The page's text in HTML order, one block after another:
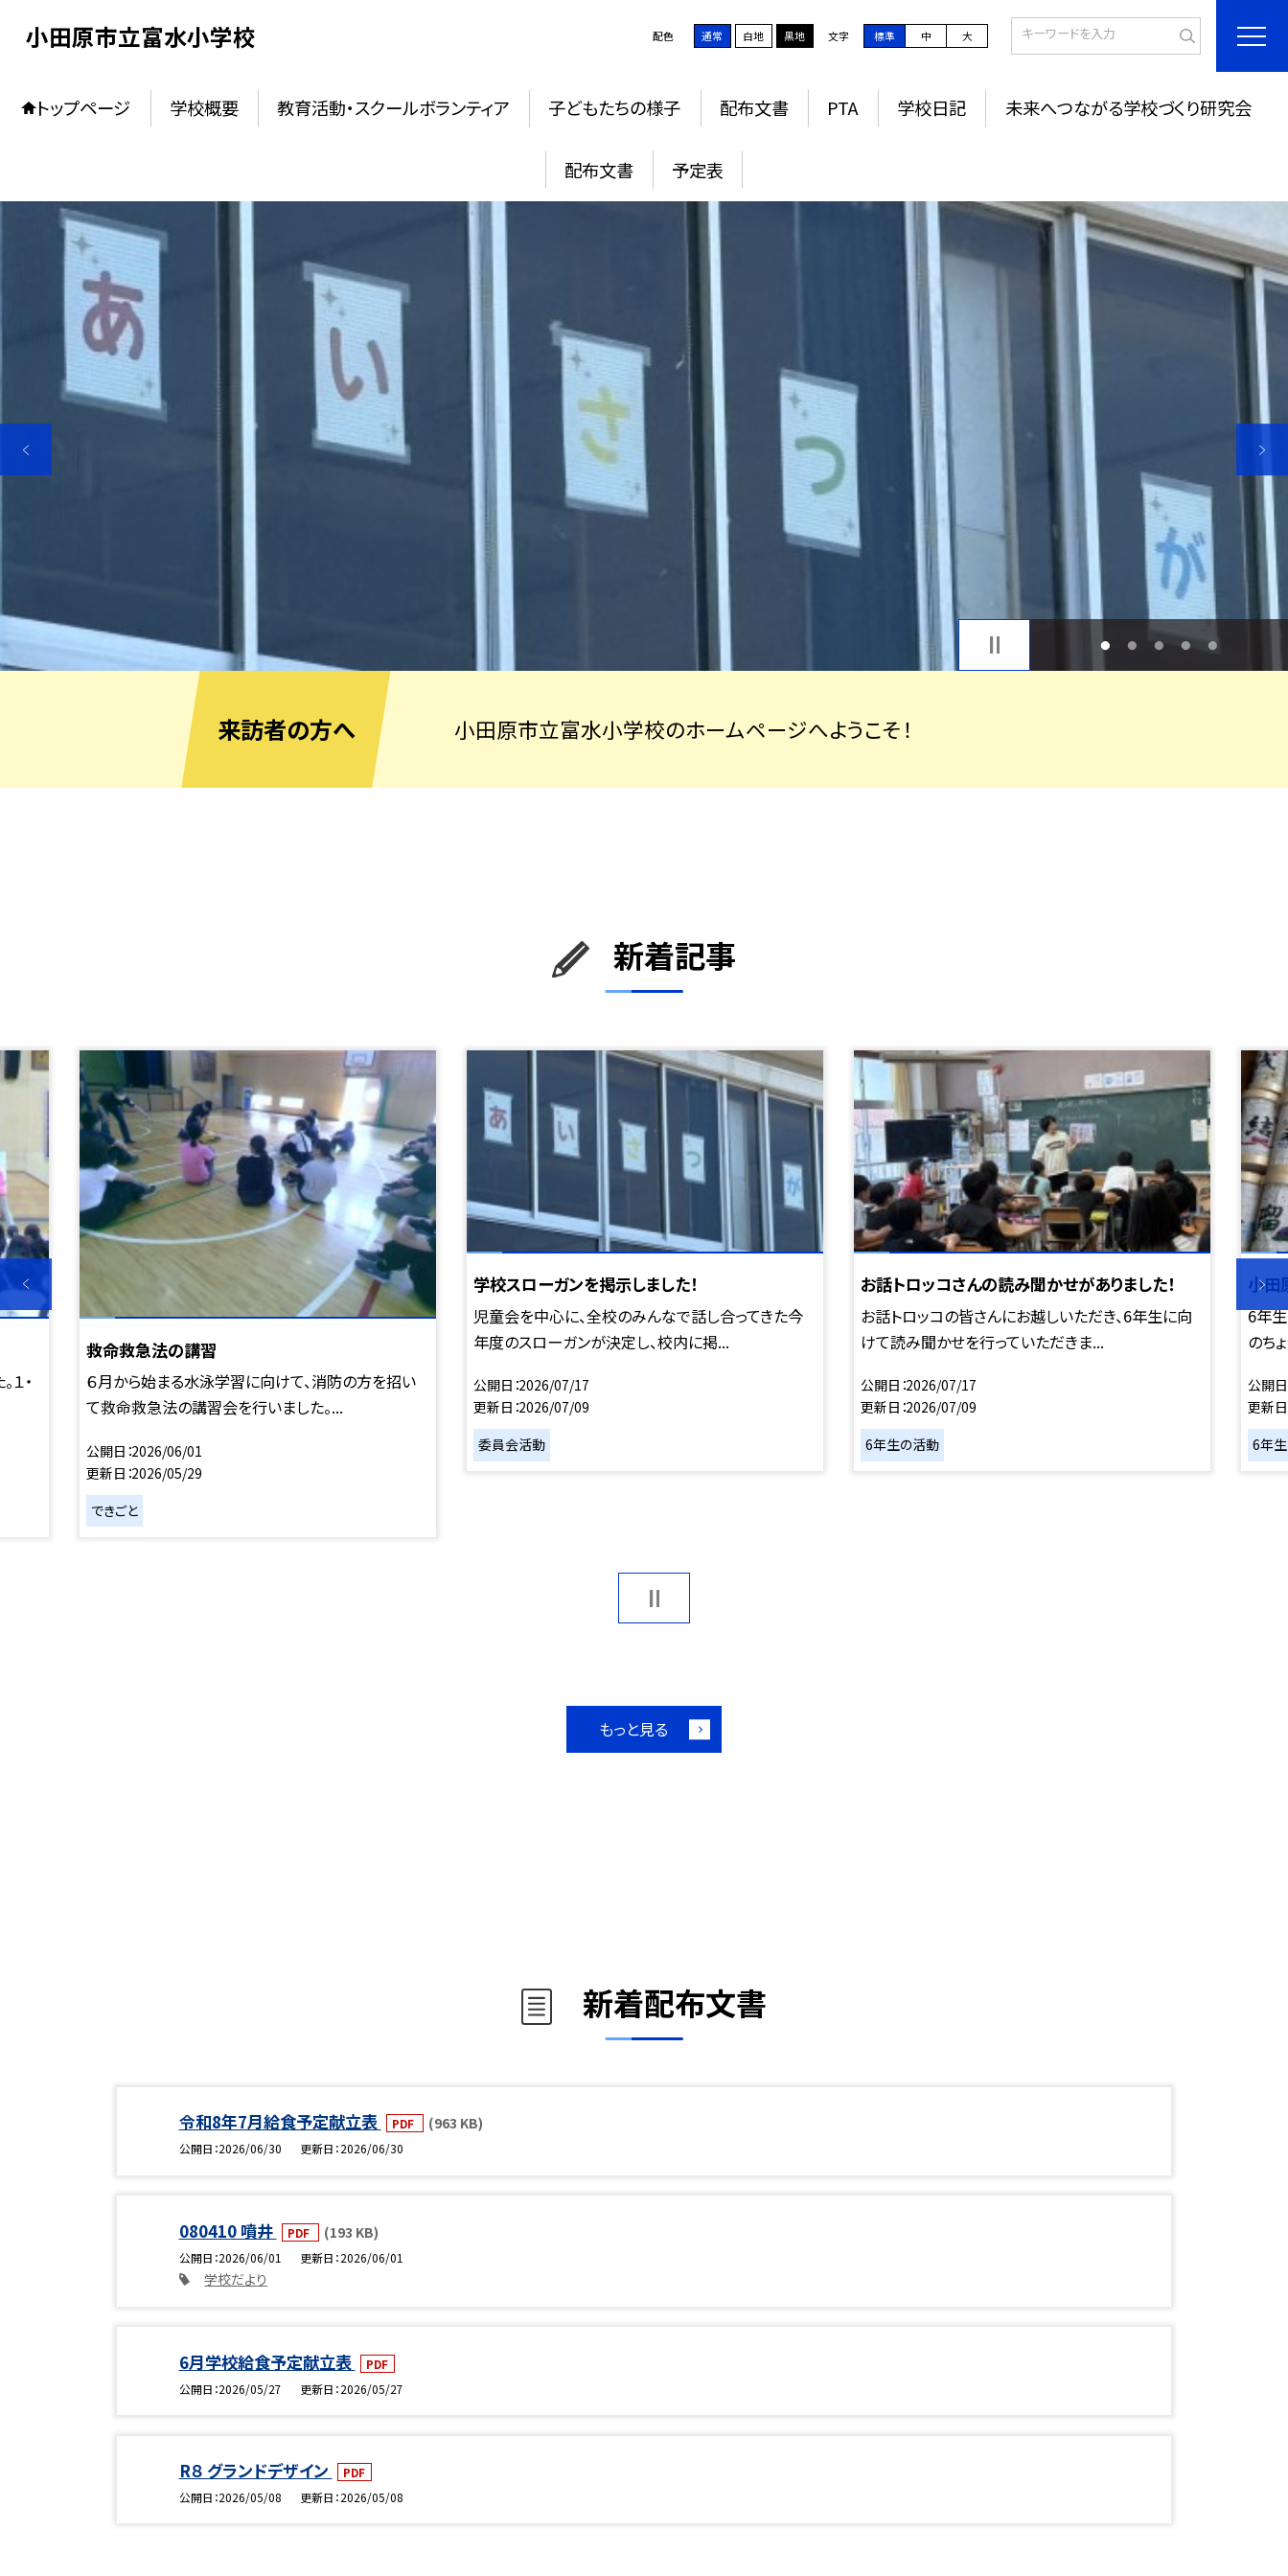
小田原市立富水小学校 配色 通常 白地 黒地 文字 標準 中 大
トップページ 学校概要 教育活動・スクールボランティア 子どもたちの様子 配布文書 PTA 学校日記 未来へつながる学校づくり研究会
配布文書 予定表
1 2 3 4 5
来訪者の方へ 小田原市立富水小学校のホームページへようこそ！
新着記事
・
救命救急法の講習
６月から始まる水泳学習に向けて、消防の方を招い
て救命救急法の講習会を行いました。...
公開日 2026/06/01
更新日 2026/05/29
できごと
学校スローガンを掲示しました！
児童会を中心に、全校のみんなで話し合ってきた今
年度のスローガンが決定し、校内に掲...
公開日 2026/07/17
更新日 2026/07/09
委員会活動
お話トロッコさんの読み聞かせがありました！
お話トロッコの皆さんにお越しいただき、6年生に向
けて読み聞かせを行っていただきま...
公開日 2026/07/17
更新日 2026/07/09
6年生の活動
小田
6年生
のち
公開日
更新日
6年
もっと見る
新着配布文書
令和8年7月給食予定献立表 PDF (963 KB)
公開日 2026/06/30 更新日 2026/06/30
080410 噴井 PDF (193 KB)
公開日 2026/06/01 更新日 2026/06/01
学校だより
6月学校給食予定献立表
PDF
公開日 2026/05/27 更新日 2026/05/27
R８ グランドデザイン
PDF
公開日 2026/05/08 更新日 2026/05/08